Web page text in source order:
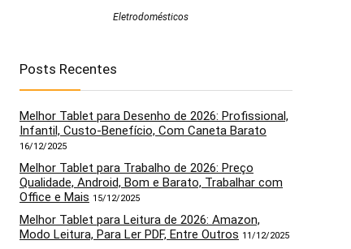
Eletrodomésticos
Posts Recentes
Melhor Tablet para Desenho de 2026: Profissional,
Infantil, Custo-Benefício, Com Caneta Barato
16/12/2025
Melhor Tablet para Trabalho de 2026: Preço
Qualidade, Android, Bom e Barato, Trabalhar com
Office e Mais 15/12/2025
Melhor Tablet para Leitura de 2026: Amazon,
Modo Leitura, Para Ler PDF, Entre Outros 11/12/2025